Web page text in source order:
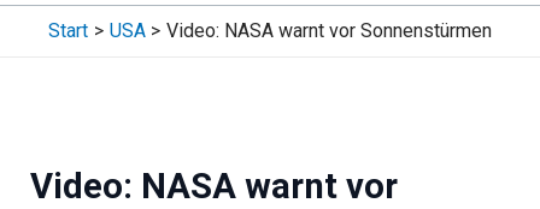
Start USA Video: NASA warnt vor Sonnenstürmen
Video: NASA warnt vor